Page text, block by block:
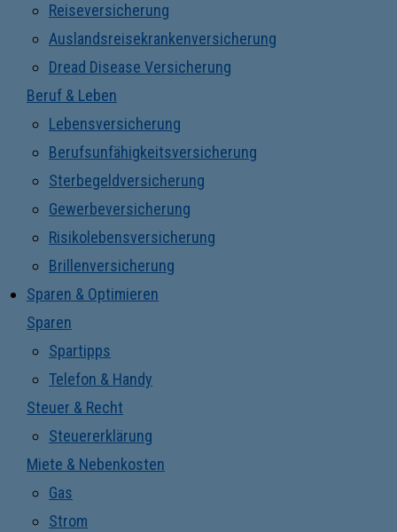
Reiseversicherung
Auslandsreisekrankenversicherung
Dread Disease Versicherung
Beruf & Leben
Lebensversicherung
Berufsunfähigkeitsversicherung
Sterbegeldversicherung
Gewerbeversicherung
Risikolebensversicherung
Brillenversicherung
Sparen & Optimieren
Sparen
Spartipps
Telefon & Handy
Steuer & Recht
Steuererklärung
Miete & Nebenkosten
Gas
Strom